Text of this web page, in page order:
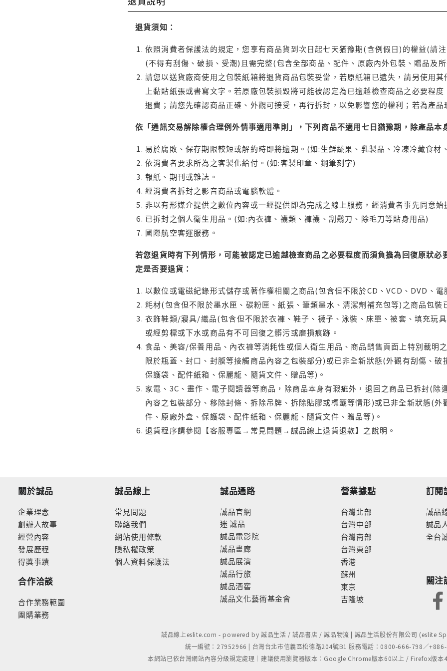
退貨須知：
依照消費者保護法的規定，您享有商品貨到次日起七天猶豫期(含例假日)的權益(請
(不得有刮傷、破損、受潮)且需完整(包含全部商品、配件、原廠內外包裝、贈品及
請您以送貨廠商使用之包裝紙箱將退貨商品包裝妥當，若原紙箱已遺失，請另使用
上黏貼紙張或書寫文字。若原廠包裝損毀將可能被認定為已逾越檢查商品之必要程
退費；請您先確認商品正確、外觀可接受，再行拆封，以免影響您的權利；若為產
依「通訊交易解除權合理例外情事適用準則」，下列商品不適用七日猶豫期，除產品本
易於腐敗、保存期限較短或解約時即將逾期。(如:生鮮蔬果、乳製品、冷凍冷藏食材
依消費者要求所為之客製化給付。(如:客製印章、鋼筆刻字)
報紙、期刊或雜誌。
經消費者拆封之影音商品或電腦軟體。
非以有形媒介提供之數位內容或一經提供即為完成之線上服務，經消費者事先同意
已拆封之個人衛生用品。(如:內衣褲、襪類、褲襪、刮鬍刀、除毛刀等貼身用品)
國際航空客運服務。
若您退貨時有下列情形，可能被認定已逾越檢查商品之必要程度而須負擔為回復原狀
定是否要退貨：
以數位或電磁紀錄形式儲存或著作權相關之商品(包含但不限於CD、VCD、DVD、
耗材(包含但不限於墨水匣、碳粉匣、紙張、筆類墨水、清潔劑補充包等)之商品包
衣飾鞋類/寢具/織品(包含但不限於衣褲、鞋子、襪子、泳裝、床單、被套、填充玩
或經剪標或下水或商品有不可回復之髒污或磨損痕跡。
食品、美容/保養用品、內衣褲等消耗性或個人衛生用品、商品銷售頁面上特別載明
限於瓶蓋、封口、封膜等接觸商品內容之包裝部分)或已非全新狀態(外觀有刮傷、
保護袋、配件紙箱、保麗龍、隨貨文件、贈品等)。
家電、3C、畫作、電子閱讀器等商品，除商品本身有瑕疵外，退回之商品已拆封(
內容之包裝部分、移除封條、拆除吊牌、拆除貼膠或標籤等情形)或已非全新狀態(
件、原廠外盒、保護袋、配件紙箱、保麗龍、隨貨文件、贈品等)。
退貨程序請參閱【客服專區→常見問題→誠品線上退貨退款】之說明。
關於誠品
企業理念
創辦人故事
經營內容
發展歷程
得獎事蹟
合作洽談
合作業務範圍
團購業務
誠品線上
常見問題
聯絡我們
網站使用條款
隱私權政策
個人資料保護法
誠品通路
誠品官網
迷 誠品
誠品電影院
誠品畫廊
誠品展演
誠品行旅
誠品酒窖
誠品文化藝術基金會
營業據點
台灣北部
台灣中部
台灣南部
台灣東部
香港
蘇州
東京
吉隆坡
訂閱
誠品
誠品
全台
關注
誠品線上eslite.com - powered by 誠品生活 / 誠品書店 / 誠品物流 | 誠品生活股份有限公司 (eslite
統一編號：27952966 | 台灣台北市信義區松德路204號B1 服務電話：0800-666-798／
本網站已依台灣網站內容分級規定處理｜建議使用瀏覽器版本：Google Chrome版本60以上 / Firefox版